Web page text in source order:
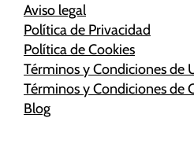
Aviso legal
Política de Privacidad
Política de Cookies
Términos y Condiciones de
Términos y Condiciones de
Blog